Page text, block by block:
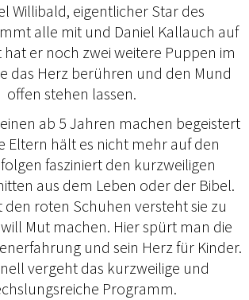
Willibald, eigentlicher Star des
alle mit und Daniel Kallauch auf
er noch zwei weitere Puppen im
das Herz berühren und den Mund
offen stehen lassen.
ab 5 Jahren machen begeistert
Eltern hält es nicht mehr auf den
fasziniert den kurzweiligen
aus dem Leben oder der Bibel.
den roten Schuhen versteht sie zu
Mut machen. Hier spürt man die
und sein Herz für Kinder.
vergeht das kurzweilige und
Programm.